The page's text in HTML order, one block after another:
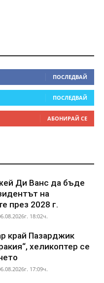
ПОСЛЕДВАЙ
ПОСЛЕДВАЙ
АБОНИРАЙ СЕ
Ди Ванс да бъде
на
през 2028 г.
18:02ч.
край Пазарджик
хеликоптер се
17:09ч.